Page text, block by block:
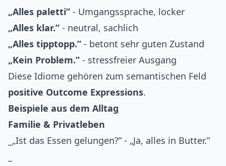
„Alles paletti” - Umgangssprache, locker
„Alles klar.” - neutral, sachlich
„Alles tipptopp.” - betont sehr guten Zustand
„Kein Problem.” - stressfreier Ausgang
Diese Idiome gehören zum semantischen Feld
positive Outcome Expressions.
Beispiele aus dem Alltag
Familie & Privatleben
_„Ist das Essen gelungen?” - „Ja, alles in Butter.”